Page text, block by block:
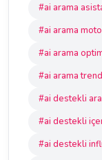
#ai arama
#ai arama
#ai arama
#ai arama
#ai destekli
#ai destekli
#ai destekli